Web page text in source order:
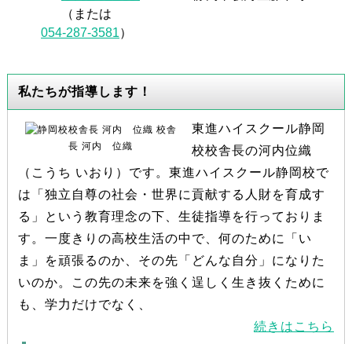
（または
054-287-3581）
私たちが指導します！
校舎
長 河内 位織
東進ハイスクール静岡
校校舎長の河内位織
（こうち いおり）です。東進ハイスクール静岡校で
は「独立自尊の社会・世界に貢献する人財を育成す
る」という教育理念の下、生徒指導を行っておりま
す。一度きりの高校生活の中で、何のために「い
ま」を頑張るのか、その先「どんな自分」になりた
いのか。この先の未来を強く逞しく生き抜くために
も、学力だけでなく、
続きはこちら